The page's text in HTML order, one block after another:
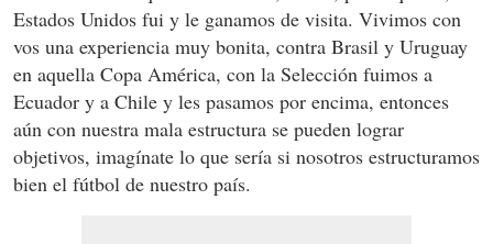
Estados Unidos fui y le ganamos de visita. Vivimos con
vos una experiencia muy bonita, contra Brasil y Uruguay
en aquella Copa América, con la Selección fuimos a
Ecuador y a Chile y les pasamos por encima, entonces
aún con nuestra mala estructura se pueden lograr
objetivos, imagínate lo que sería si nosotros estructuramos
bien el fútbol de nuestro país.